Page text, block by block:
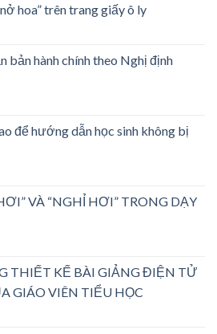
hoa” trên trang giấy ô ly
bản hành chính theo Nghị định
để hướng dẫn học sinh không bị
VÀ “NGHỈ HƠI” TRONG DẠY
THIẾT KẾ BÀI GIẢNG ĐIỆN TỬ
GIÁO VIÊN TIỂU HỌC